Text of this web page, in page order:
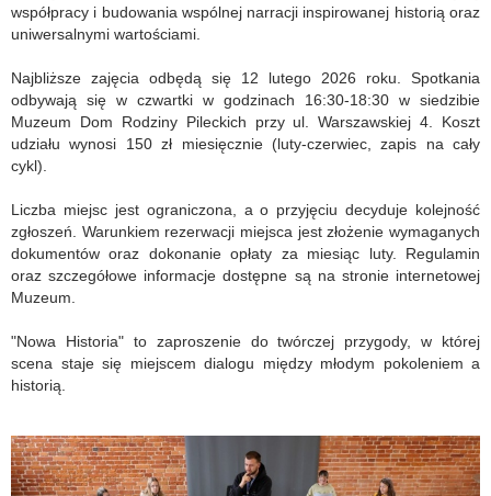
współpracy i budowania wspólnej narracji inspirowanej historią oraz
uniwersalnymi wartościami.
Najbliższe zajęcia odbędą się 12 lutego 2026 roku. Spotkania
odbywają się w czwartki w godzinach 16:30-18:30 w siedzibie
Muzeum Dom Rodziny Pileckich przy ul. Warszawskiej 4. Koszt
udziału wynosi 150 zł miesięcznie (luty-czerwiec, zapis na cały
cykl).
Liczba miejsc jest ograniczona, a o przyjęciu decyduje kolejność
zgłoszeń. Warunkiem rezerwacji miejsca jest złożenie wymaganych
dokumentów oraz dokonanie opłaty za miesiąc luty. Regulamin
oraz szczegółowe informacje dostępne są na stronie internetowej
Muzeum.
"Nowa Historia" to zaproszenie do twórczej przygody, w której
scena staje się miejscem dialogu między młodym pokoleniem a
historią.